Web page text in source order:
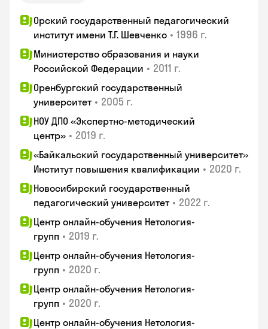
Орский государственный педагогический
институт имени Т.Г. Шевченко • 1996 г.
Министерство образования и науки
Российской Федерации • 2011 г.
Оренбургский государственный
университет • 2005 г.
НОУ ДПО «Экспертно-методический
центр» • 2019 г.
«Байкальский государственный университет»
Институт повышения квалификации • 2020 г.
Новосибирский государственный
педагогический университет • 2022 г.
Центр онлайн-обучения Нетология-
групп • 2019 г.
Центр онлайн-обучения Нетология-
групп • 2020 г.
Центр онлайн-обучения Нетология-
групп • 2020 г.
Центр онлайн-обучения Нетология-